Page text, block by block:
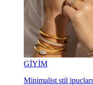
GİYİM
Minimalist stil ipuçları